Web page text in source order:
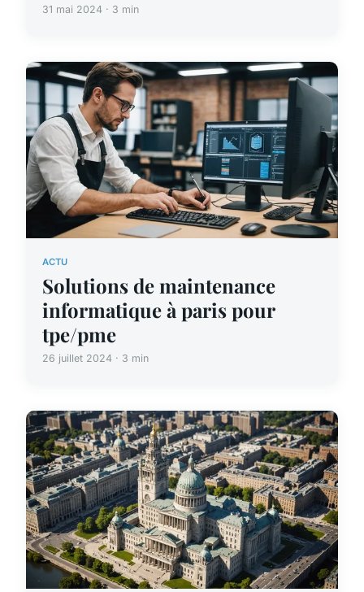
31 mai 2024 · 3 min
ACTU
Solutions de maintenance
informatique à paris pour
tpe/pme
26 juillet 2024 · 3 min